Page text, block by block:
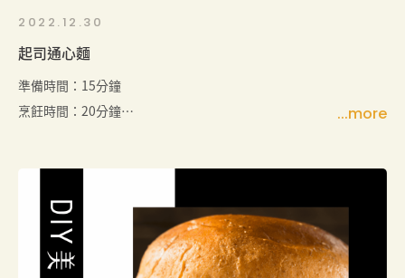
2022.12.30
起司通心麵
準備時間：15分鐘
烹飪時間：20分鐘
簡介：
這道美味的起司通心麵食譜使用美國經典的American
Heritage Medium Cheddar Cheese和台灣在地的綜